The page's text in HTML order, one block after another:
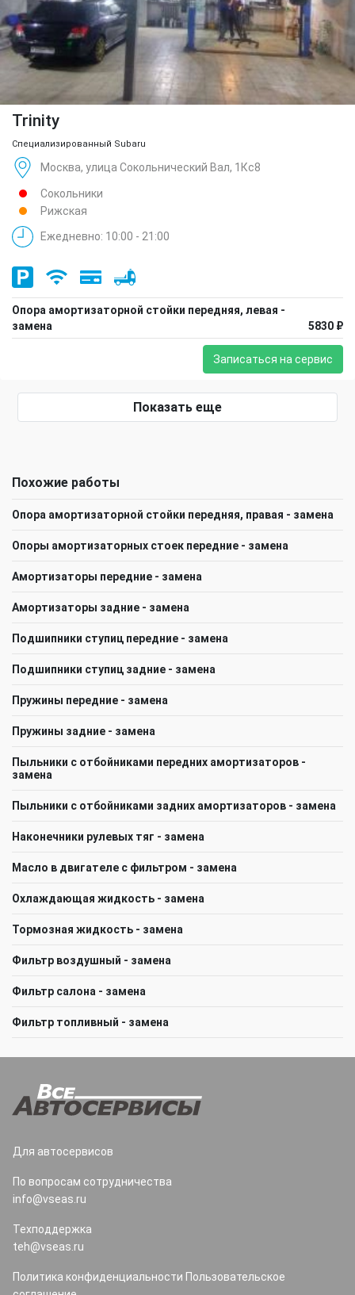
Trinity
Специализированный Subaru
Москва, улица Сокольнический Вал, 1Кс8
Сокольники
Рижская
Ежедневно: 10:00 - 21:00
Опора амортизаторной стойки передняя, левая -
замена
5830 ₽
Записаться на сервис
Показать еще
Похожие работы
Опора амортизаторной стойки передняя, правая - замена
Опоры амортизаторных стоек передние - замена
Амортизаторы передние - замена
Амортизаторы задние - замена
Подшипники ступиц передние - замена
Подшипники ступиц задние - замена
Пружины передние - замена
Пружины задние - замена
Пыльники с отбойниками передних амортизаторов -
замена
Пыльники с отбойниками задних амортизаторов - замена
Наконечники рулевых тяг - замена
Масло в двигателе с фильтром - замена
Охлаждающая жидкость - замена
Тормозная жидкость - замена
Фильтр воздушный - замена
Фильтр салона - замена
Фильтр топливный - замена
Для автосервисов
По вопросам сотрудничества
info@vseas.ru
Техподдержка
teh@vseas.ru
Политика конфиденциальности Пользовательское